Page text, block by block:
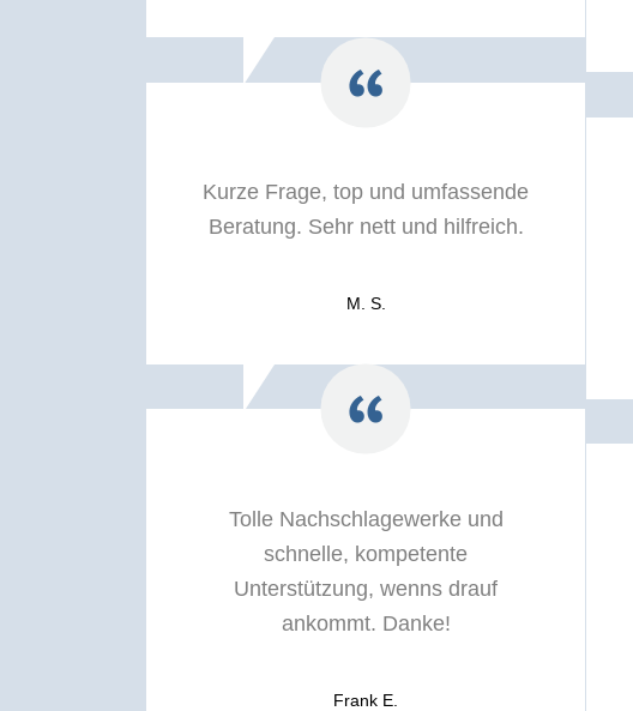
Kurze Frage, top und umfassende
Beratung. Sehr nett und hilfreich.
M. S.
Tolle Nachschlagewerke und
schnelle, kompetente
Unterstützung, wenns drauf
ankommt. Danke!
Frank E.